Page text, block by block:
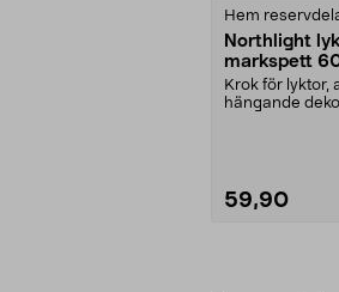
Hem
Northlight
markspett
Krok för lyktor,
hängande
59,90